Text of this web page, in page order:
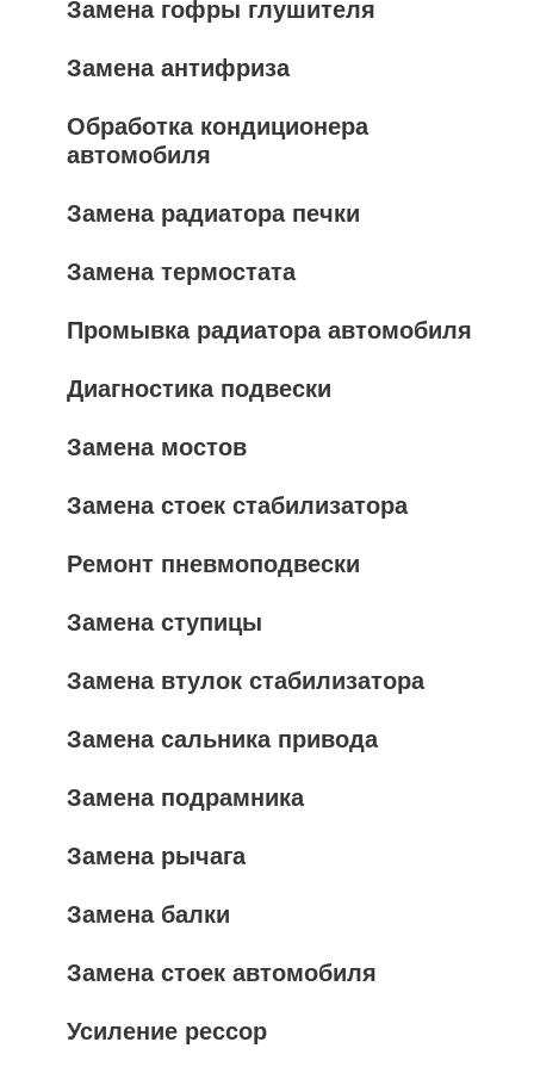
Замена гофры глушителя
Замена антифриза
Обработка кондиционера
автомобиля
Замена радиатора печки
Замена термостата
Промывка радиатора автомобиля
Диагностика подвески
Замена мостов
Замена стоек стабилизатора
Ремонт пневмоподвески
Замена ступицы
Замена втулок стабилизатора
Замена сальника привода
Замена подрамника
Замена рычага
Замена балки
Замена стоек автомобиля
Усиление рессор